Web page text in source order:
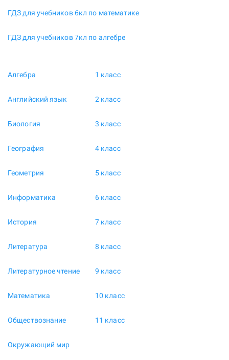
ГДЗ для учебников 6кл по математике
ГДЗ для учебников 7кл по алгебре
Алгебра
Английский язык
Биология
География
Геометрия
Информатика
История
Литература
Литературное чтение
Математика
Обществознание
Окружающий мир
1 класс
2 класс
3 класс
4 класс
5 класс
6 класс
7 класс
8 класс
9 класс
10 класс
11 класс